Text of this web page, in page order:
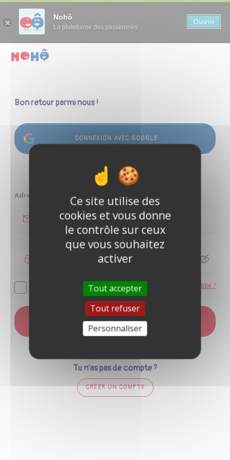
Nohô
La plateforme des passionnés
Ouvrir
Bon retour parmi nous !
CONNEXION AVEC GOOGLE
ou
Adresse e-mail
Se souvenir de moi Mot de passe oublié ?
CONNEXION
Tu n'as pas de compte ?
CRÉER UN COMPTE
Panneau de gestion des cookies
Ce site utilise des
cookies et vous donne
le contrôle sur ceux
que vous souhaitez
activer
Tout accepter
Tout refuser
Personnaliser